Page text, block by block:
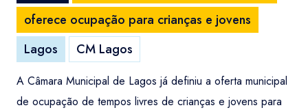
oferece ocupação para crianças e jovens
Lagos
CM Lagos
A Câmara Municipal de Lagos já definiu a oferta municipal
de ocupação de tempos livres de crianças e jovens para